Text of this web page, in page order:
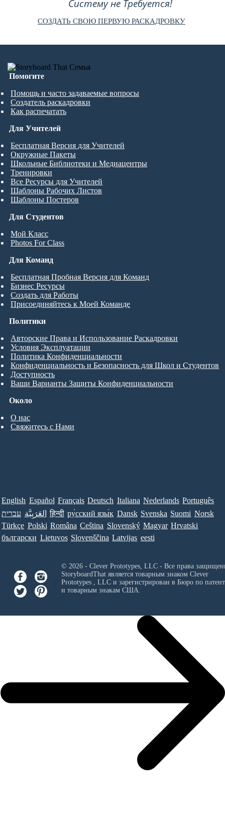
Систему не Требуется!
СОЗДАТЬ СВОЮ ПЕРВУЮ РАСКАДРОВКУ
Помогите
Помощь и часто задаваемые вопросы
Создатель раскадровки
Как распечатать
Для Студентов
Мой Класс
Photos For Class
Для Учителей
Бесплатная Версия для Учителей
Окружные Пакеты
Школьные Библиотеки и Медиацентры
Тренировки
Все Ресурсы для Учителей
Шаблоны Рабочих Листов
Шаблоны Постеров
Для Команд
Бесплатная Пробная Версия для Команд
Бизнес Ресурсы
Создать для Работы
Присоединяйтесь к Моей Команде
Около
О нас
Свяжитесь с Нами
Политики
Авторские Права и Использование Раскадровки
Условия Эксплуатации
Политика Конфиденциальности
Конфиденциальность и Безопасность для Школ и Студентов
Доступность
Ваши Варианты Защиты Конфиденциальности
English Español Français Deutsch Italiana Nederlands Português
עברית العَرَبِيَّة हिन्दी ру́сский язы́к Dansk Svenska Suomi Norsk
Türkçe Polski Româna Ceština Slovenský Magyar Hrvatski
български Lietuvos Slovenščina Latvijas eesti
© 2026 - Clever Prototypes, LLC - Все права
StoryboardThat является товарным знаком Clever
Prototypes , LLCи зарегистрирован в Бюро по
и товарным знакам США.